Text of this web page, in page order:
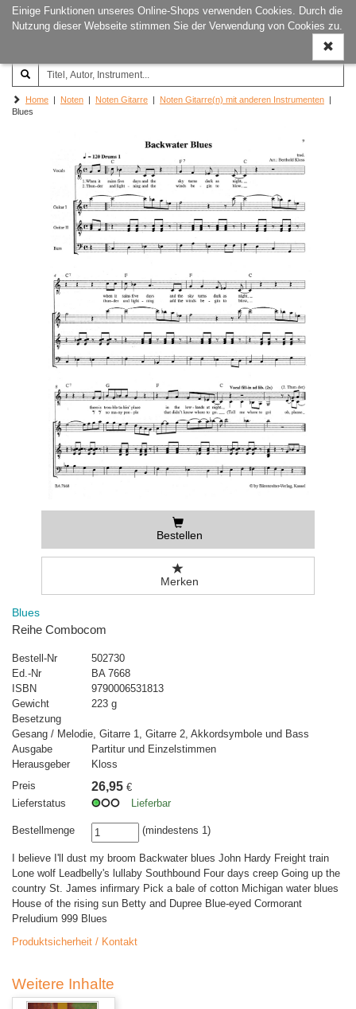
Einige Funktionen unseres Online-Shops verwenden Cookies. Durch die
Nutzung dieser Webseite stimmen Sie der Verwendung von Cookies zu.
ein-/
Joachim‐Trekel‐Musikverlag,
Hamburg
Home | Noten | Noten Gitarre | Noten Gitarre(n) mit anderen Instrumenten |
Blues
Bestellen
Merken
Blues
Reihe Combocom
Bestell-Nr
502730
Ed.-Nr
BA 7668
ISBN
9790006531813
Gewicht
223 g
Besetzung
Gesang / Melodie, Gitarre 1, Gitarre 2, Akkordsymbole und Bass
Ausgabe
Partitur und Einzelstimmen
Herausgeber
Kloss
Preis
26,95 €
Lieferstatus
Lieferbar
Bestellmenge (mindestens 1)
I believe I'll dust my broom Backwater blues John Hardy Freight train
Lone wolf Leadbelly's lullaby Southbound Four days creep Going up the
country St. James infirmary Pick a bale of cotton Michigan water blues
House of the rising sun Betty and Dupree Blue-eyed Cormorant
Preludium 999 Blues
Produktsicherheit / Kontakt
Weitere Inhalte